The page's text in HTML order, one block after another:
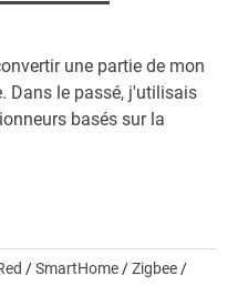
une partie de mon
Dans le passé, j'utilisais
basés sur la
/SmartHome/Zigbee/